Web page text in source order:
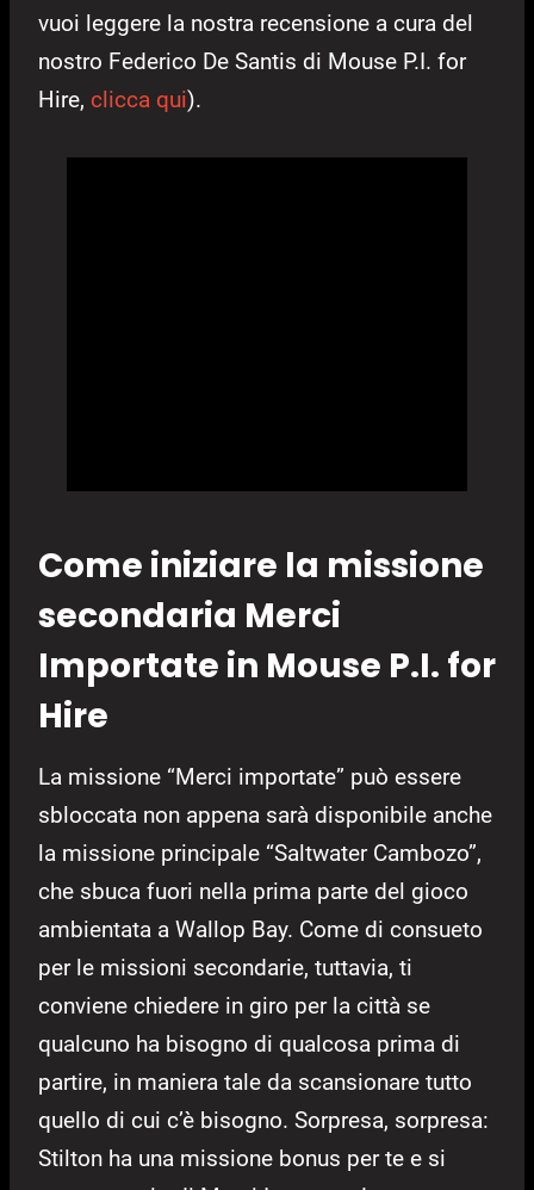
vuoi leggere la nostra recensione a cura del
nostro Federico De Santis di Mouse P.I. for
Hire, clicca qui).
Come iniziare la missione
secondaria Merci
Importate in Mouse P.I. for
Hire
La missione “Merci importate” può essere
sbloccata non appena sarà disponibile anche
la missione principale “Saltwater Cambozo”,
che sbuca fuori nella prima parte del gioco
ambientata a Wallop Bay. Come di consueto
per le missioni secondarie, tuttavia, ti
conviene chiedere in giro per la città se
qualcuno ha bisogno di qualcosa prima di
partire, in maniera tale da scansionare tutto
quello di cui c’è bisogno. Sorpresa, sorpresa:
Stilton ha una missione bonus per te e si